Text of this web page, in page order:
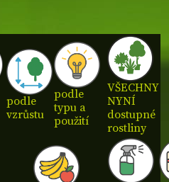
podle
vzrůstu
podle
typu a
použití
VŠECHNY
NYNÍ
dostupné
rostliny